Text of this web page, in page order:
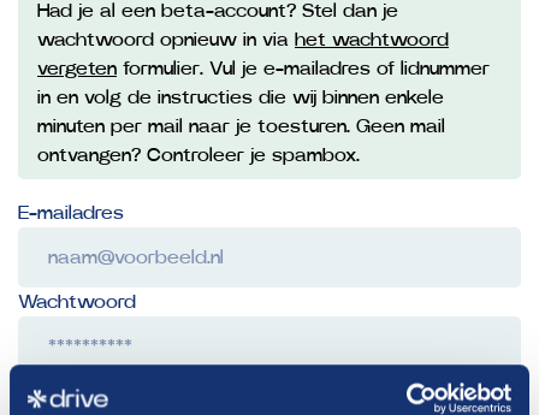
Had je al een beta-account? Stel dan je
wachtwoord opnieuw in via het wachtwoord
vergeten formulier. Vul je e-mailadres of lidnummer
in en volg de instructies die wij binnen enkele
minuten per mail naar je toesturen. Geen mail
ontvangen? Controleer je spambox.
E-mailadres
Wachtwoord
Herinner mij Wachtwoord vergeten?